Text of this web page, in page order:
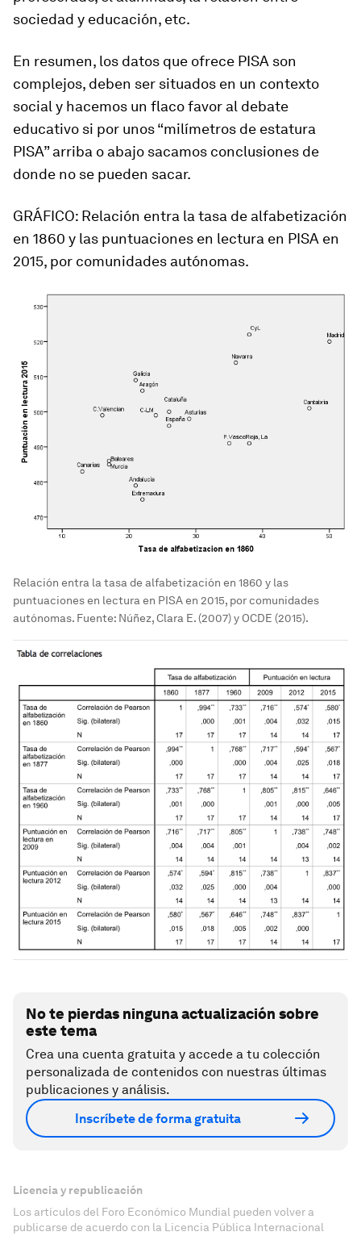
sociedad y educación, etc.
En resumen, los datos que ofrece PISA son
complejos, deben ser situados en un contexto
social y hacemos un flaco favor al debate
educativo si por unos “milímetros de estatura
PISA” arriba o abajo sacamos conclusiones de
donde no se pueden sacar.
GRÁFICO: Relación entra la tasa de alfabetización
en 1860 y las puntuaciones en lectura en PISA en
2015, por comunidades autónomas.
Relación entra la tasa de alfabetización en 1860 y las
puntuaciones en lectura en PISA en 2015, por comunidades
autónomas. Fuente: Núñez, Clara E. (2007) y OCDE (2015).
No te pierdas ninguna actualización sobre
este tema
Crea una cuenta gratuita y accede a tu colección
personalizada de contenidos con nuestras últimas
publicaciones y análisis.
Inscríbete de forma gratuita
Licencia y republicación
Los artículos del Foro Económico Mundial pueden volver a
publicarse de acuerdo con la Licencia Pública Internacional